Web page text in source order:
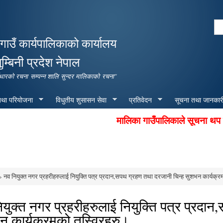
कार्यपालिकाको कार्यालय
प्रदेश नेपाल
रचना सम्पन्न शालि सुन्दर मालिकाको रचना"
परियोजना विधुतीय शुसासन सेवा प्रतिवेदन सूचना तथा
मालिका गाउँपालिकाले सूचना थप
here
नव नियुक्त नगर प्रहरीहरुलाई नियुक्ति पत्र प्रदान,सपथ ग्रहण तथा दरजानी चिन्ह सुशभन
नगर प्रहरीहरुलाई नियुक्ति पत्र